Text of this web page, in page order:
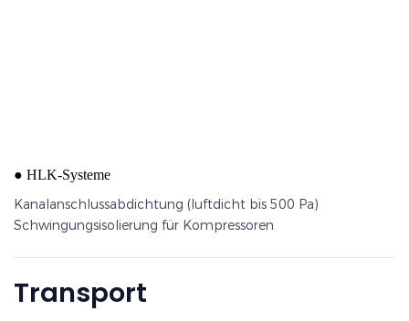
● HLK-Systeme
Kanalanschlussabdichtung (luftdicht bis 500 Pa)
Schwingungsisolierung für Kompressoren
Transport